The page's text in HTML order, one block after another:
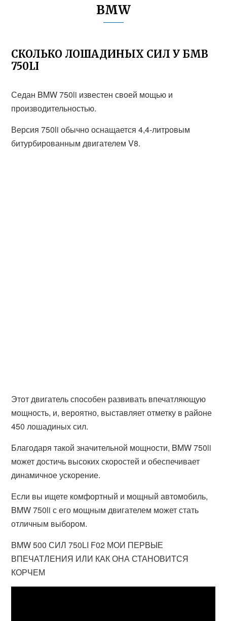
BMW
СКОЛЬКО ЛОШАДИНЫХ СИЛ У БМВ
750LI
Седан BMW 750li известен своей мощью и
производительностью.
Версия 750li обычно оснащается 4,4-литровым
битурбированным двигателем V8.
Этот двигатель способен развивать впечатляющую
мощность, и, вероятно, выставляет отметку в районе
450 лошадиных сил.
Благодаря такой значительной мощности, BMW 750li
может достичь высоких скоростей и обеспечивает
динамичное ускорение.
Если вы ищете комфортный и мощный автомобиль,
BMW 750li с его мощным двигателем может стать
отличным выбором.
BMW 500 СИЛ 750LI F02 МОИ ПЕРВЫЕ
ВПЕЧАТЛЕНИЯ ИЛИ КАК ОНА СТАНОВИТСЯ
КОРЧЕМ